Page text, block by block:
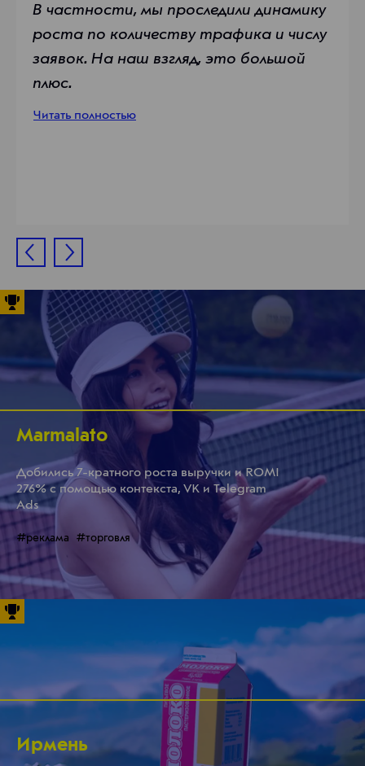
В частности, мы проследили динамику
роста по количеству трафика и числу
заявок. На наш взгляд, это большой
плюс.
Читать полностью
Marmalato
Добились 7-кратного роста выручки и ROMI
276% с помощью контекста, VK и Telegram
Ads
#реклама #торговля
Ирмень